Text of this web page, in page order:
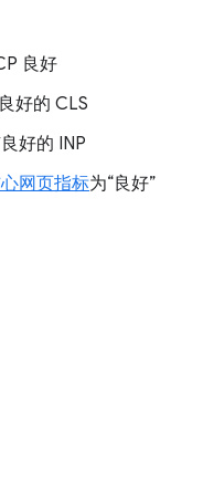
良好
好的 CLS
好的 INP
网页指标为“良好”